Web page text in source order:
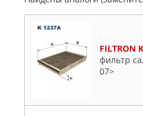
FILTRON
фильтр
07>